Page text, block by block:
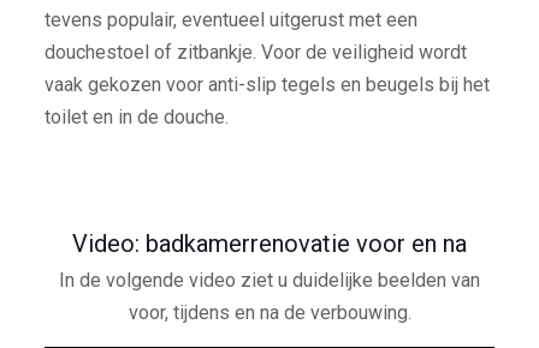
tevens populair, eventueel uitgerust met een
douchestoel of zitbankje. Voor de veiligheid wordt
vaak gekozen voor anti-slip tegels en beugels bij het
toilet en in de douche.
Video: badkamerrenovatie voor en na
In de volgende video ziet u duidelijke beelden van
voor, tijdens en na de verbouwing.